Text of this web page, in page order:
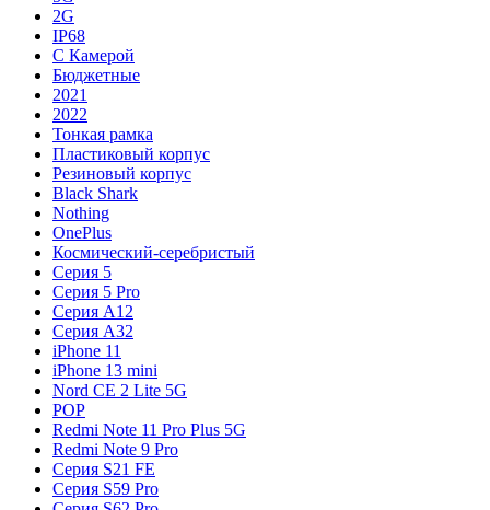
2G
IP68
С Камерой
Бюджетные
2021
2022
Тонкая рамка
Пластиковый корпус
Резиновый корпус
Black Shark
Nothing
OnePlus
Космический-серебристый
Серия 5
Серия 5 Pro
Серия A12
Серия A32
iPhone 11
iPhone 13 mini
Nord CE 2 Lite 5G
POP
Redmi Note 11 Pro Plus 5G
Redmi Note 9 Pro
Серия S21 FE
Серия S59 Pro